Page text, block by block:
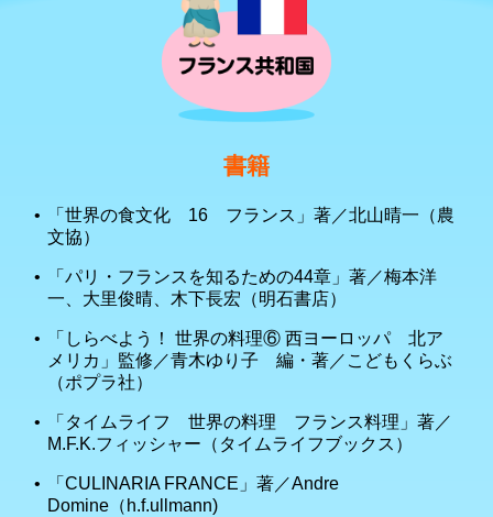
書籍
「世界の食文化 16 フランス」著／北山晴一（農
文協）
「パリ・フランスを知るための44章」著／梅本洋
一、大里俊晴、木下長宏（明石書店）
「しらべよう！ 世界の料理⑥ 西ヨーロッパ 北ア
メリカ」監修／青木ゆり子 編・著／こどもくらぶ
（ポプラ社）
「タイムライフ 世界の料理 フランス料理」著／
M.F.K.フィッシャー（タイムライフブックス）
「CULINARIA FRANCE」著／Andre
Domine（h.f.ullmann)